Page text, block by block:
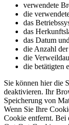
verwendete
die
das
das
das Datum
die Anzahl
die
die betätigten
Sie können hier die
deaktivieren. Ihr
Speicherung von
Wenn Sie Ihre
Cookie entfernt. Bei